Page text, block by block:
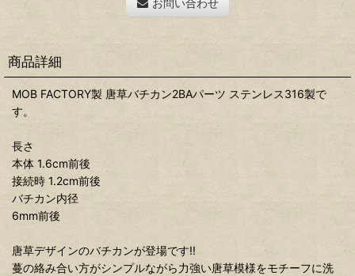
商品詳細
MOB FACTORY製 唐草バチカン2BAパーツ ステンレス316製で
す。
長さ
本体 1.6cm前後
接続時 1.2cm前後
バチカン内径
6mm前後
唐草デザインのバチカンが登場です!!
蔓の絡み合い方がシンプルながら力強い唐草模様をモチーフに洗